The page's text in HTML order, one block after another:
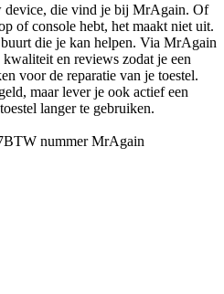
device, die vind je bij MrAgain. Of
of console hebt, het maakt niet uit.
die je kan helpen. Via MrAgain
en reviews zodat je een
voor de reparatie van je toestel.
maar lever je ook actief een
langer te gebruiken.
BTW nummer MrAgain